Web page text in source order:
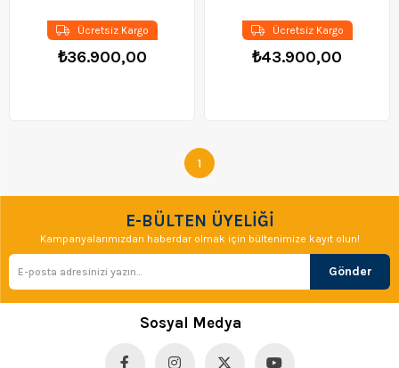
₺36.900,00
Ücretsiz Kargo
₺43.900,00
Ücretsiz Kargo
1
E-BÜLTEN ÜYELİĞİ
Kampanyalarımızdan haberdar olmak için bültenimize kayıt olun!
Gönder
Sosyal Medya